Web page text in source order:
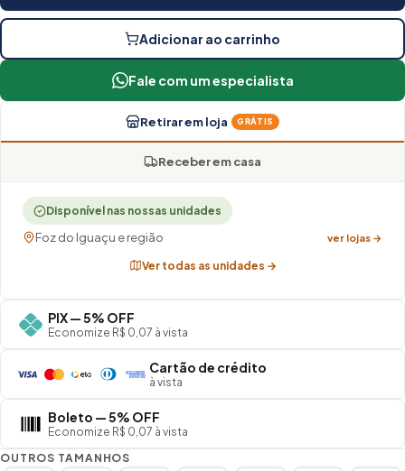
Adicionar ao carrinho
Fale com um especialista
Retirar em loja GRÁTIS
Receber em casa
Disponível nas nossas unidades
Foz do Iguaçu e região ver lojas →
Ver todas as unidades →
PIX — 5% OFF
Economize R$ 0,07 à vista
Cartão de crédito
à vista
Boleto — 5% OFF
Economize R$ 0,07 à vista
OUTROS TAMANHOS